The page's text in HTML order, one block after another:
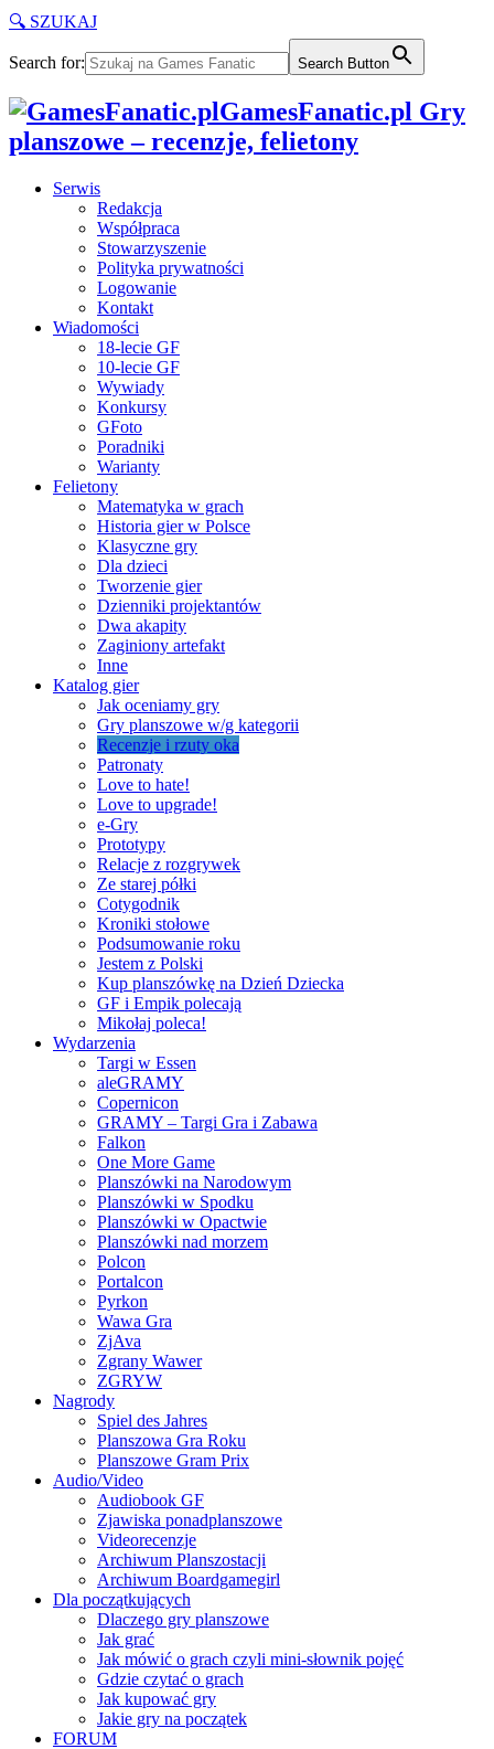
🔍 SZUKAJ
Search for: Search Button
GamesFanatic.pl Gry
planszowe – recenzje, felietony
Serwis
Redakcja
Współpraca
Stowarzyszenie
Polityka prywatności
Logowanie
Kontakt
Wiadomości
18-lecie GF
10-lecie GF
Wywiady
Konkursy
GFoto
Poradniki
Warianty
Felietony
Matematyka w grach
Historia gier w Polsce
Klasyczne gry
Dla dzieci
Tworzenie gier
Dzienniki projektantów
Dwa akapity
Zaginiony artefakt
Inne
Katalog gier
Jak oceniamy gry
Gry planszowe w/g kategorii
Recenzje i rzuty oka
Patronaty
Love to hate!
Love to upgrade!
e-Gry
Prototypy
Relacje z rozgrywek
Ze starej półki
Cotygodnik
Kroniki stołowe
Podsumowanie roku
Jestem z Polski
Kup planszówkę na Dzień Dziecka
GF i Empik polecają
Mikołaj poleca!
Wydarzenia
Targi w Essen
aleGRAMY
Copernicon
GRAMY – Targi Gra i Zabawa
Falkon
One More Game
Planszówki na Narodowym
Planszówki w Spodku
Planszówki w Opactwie
Planszówki nad morzem
Polcon
Portalcon
Pyrkon
Wawa Gra
ZjAva
Zgrany Wawer
ZGRYW
Nagrody
Spiel des Jahres
Planszowa Gra Roku
Planszowe Gram Prix
Audio/Video
Audiobook GF
Zjawiska ponadplanszowe
Videorecenzje
Archiwum Planszostacji
Archiwum Boardgamegirl
Dla początkujących
Dlaczego gry planszowe
Jak grać
Jak mówić o grach czyli mini-słownik pojęć
Gdzie czytać o grach
Jak kupować gry
Jakie gry na początek
FORUM